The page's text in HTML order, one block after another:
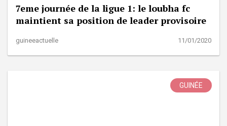
7eme journée de la ligue 1: le loubha fc
maintient sa position de leader provisoire
guineeactuelle 11/01/2020
GUINÉE